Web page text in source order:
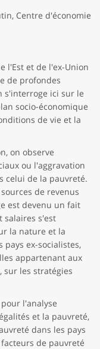
Centre d'économie
l'Est et de l'ex-Union
de profondes
s'interroge ici sur le
socio-économique
de vie et la
on observe
ou l'aggravation
celui de la pauvreté.
de revenus
est devenu un fait
salaires s'est
la nature et la
ex-socialistes,
appartenant aux
sur les stratégies
l'analyse
et la pauvreté,
dans les pays
de pauvreté